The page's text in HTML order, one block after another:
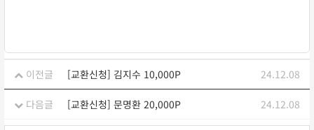
이전글 [교환신청] 김지수 10,000P 24.12.08
다음글 [교환신청] 문명환 20,000P 24.12.08